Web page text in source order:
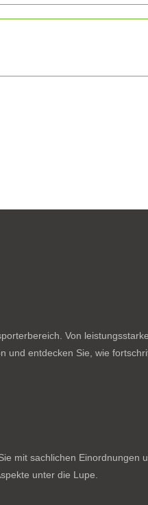
Von
und entdecken Sie, wie
mit sachlichen Einordnungen
unter die Lupe.